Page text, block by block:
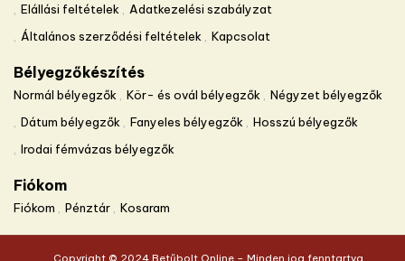
Elállási feltételek
Adatkezelési szabályzat
Általános szerződési feltételek
Kapcsolat
Bélyegzőkészítés
Normál bélyegzők Kör- és ovál bélyegzők
Négyzet bélyegzők
Dátum bélyegzők
Fanyeles bélyegzők
Hosszú bélyegzők
Irodai fémvázas bélyegzők
Fiókom
Fiókom Pénztár Kosaram
Copyright © 2024 Betűbolt Online – Minden jog fenntartva.